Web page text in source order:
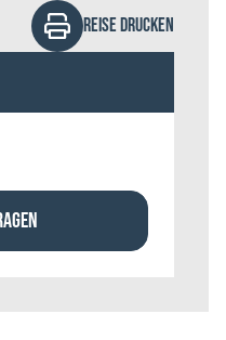
REISE DRUCKEN